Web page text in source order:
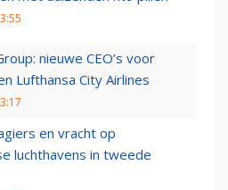
nieuwe CEO’s voor
Lufthansa City Airlines
en vracht op
luchthavens in tweede